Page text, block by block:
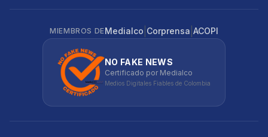
MIEMBROS DEMedialco Corprensa ACOPI
NO FAKE NEWS
Certificado por Medialco
Medios Digitales Fiables de Colombia